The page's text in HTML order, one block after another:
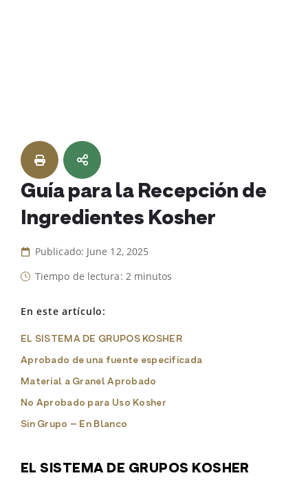
content
Guía para la Recepción de
Ingredientes Kosher
Publicado: June 12, 2025
Tiempo de lectura: 2 minutos
En este artículo:
EL SISTEMA DE GRUPOS KOSHER
Aprobado de una fuente especificada
Material a Granel Aprobado
No Aprobado para Uso Kosher
Sin Grupo – En Blanco
EL SISTEMA DE GRUPOS KOSHER